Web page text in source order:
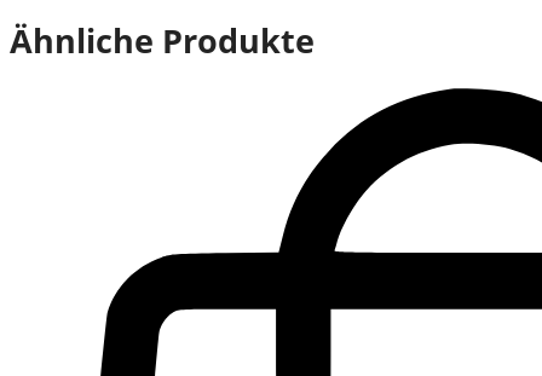
Ähnliche Produkte